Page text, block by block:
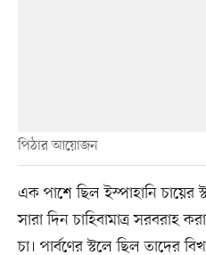
পিঠার আয়োজন
এক পাশে ছিল ইস্পাহানি চায়ের
সারা দিন চাহিবামাত্র সরবরাহ
চা। পার্বণের স্টলে ছিল তাদের